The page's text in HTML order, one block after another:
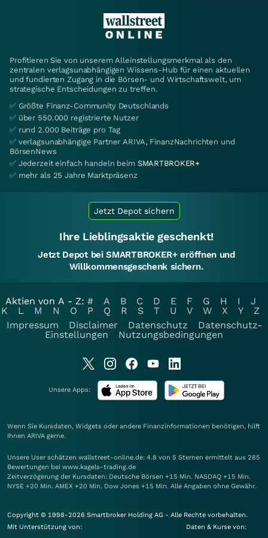
Profitieren Sie von unserem Alleinstellungsmerkmal als den
zentralen verlagsunabhängigen Wissens-Hub für einen aktuellen
und fundierten Zugang in die Börsen- und Wirtschaftswelt, um
strategische Entscheidungen zu treffen.
✅ Größte Finanz-Community Deutschlands
✅ über 550.000 registrierte Nutzer
✅ rund 2.000 Beiträge pro Tag
✅ verlagsunabhängige Partner ARIVA, FinanzNachrichten und
BörsenNews
✅ Jederzeit einfach handeln beim SMARTBROKER+
✅ mehr als 25 Jahre Marktpräsenz
Jetzt Depot sichern
Ihre Lieblingsaktie geschenkt!
Jetzt Depot bei SMARTBROKER+ eröffnen und
Willkommensgeschenk sichern.
Aktien von A - Z: # A B C D E F G H I
J
K
L M N O P Q R S T U V W X Y
Z
Impressum
Disclaimer Datenschutz
Datenschutz-
Einstellungen
Nutzungsbedingungen
Unsere Apps:
Wenn Sie Kursdaten, Widgets oder andere Finanzinformationen benötigen, hilft
Ihnen ARIVA gerne.
Unsere User schätzen wallstreet-online.de: 4.8 von 5 Sternen ermittelt aus 285
Bewertungen bei www.kagels-trading.de
Zeitverzögerung der Kursdaten: Deutsche Börsen +15 Min. NASDAQ +15 Min.
NYSE +20 Min. AMEX +20 Min. Dow Jones +15 Min. Alle Angaben ohne Gewähr.
Copyright © 1998-2026 Smartbroker Holding AG - Alle Rechte vorbehalten.
Mit Unterstützung von:
Daten & Kurse von: